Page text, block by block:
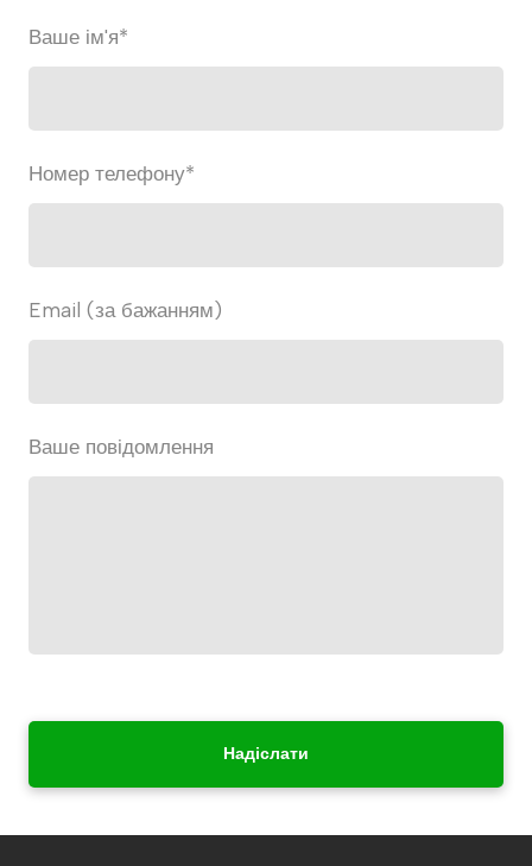
Ваше ім'я*
Номер телефону*
Email (за бажанням)
Ваше повідомлення
Надіслати